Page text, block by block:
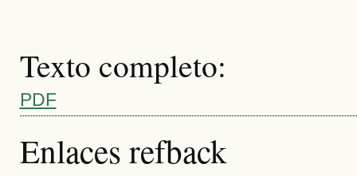
Texto completo:
PDF
Enlaces refback